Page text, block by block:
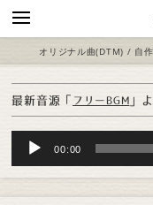
オリジナル曲(DTM) / 自
最新音源「 フリーBGM 」
Audio
Player
00:00